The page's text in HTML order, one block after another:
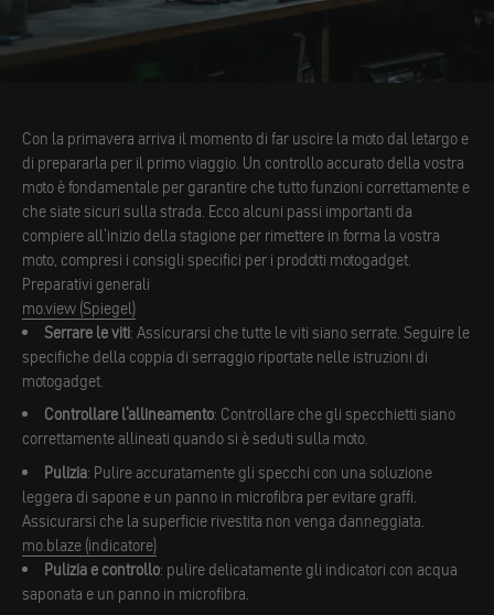
Con la primavera arriva il momento di far uscire la moto dal letargo e
di prepararla per il primo viaggio. Un controllo accurato della vostra
moto è fondamentale per garantire che tutto funzioni correttamente e
che siate sicuri sulla strada. Ecco alcuni passi importanti da
compiere all'inizio della stagione per rimettere in forma la vostra
moto, compresi i consigli specifici per i prodotti motogadget.
Preparativi generali
mo.view (Spiegel)
Serrare le viti: Assicurarsi che tutte le viti siano serrate. Seguire le
specifiche della coppia di serraggio riportate nelle istruzioni di
motogadget.
Controllare l'allineamento: Controllare che gli specchietti siano
correttamente allineati quando si è seduti sulla moto.
Pulizia: Pulire accuratamente gli specchi con una soluzione
leggera di sapone e un panno in microfibra per evitare graffi.
Assicurarsi che la superficie rivestita non venga danneggiata.
mo.blaze (indicatore)
Pulizia e controllo: pulire delicatamente gli indicatori con acqua
saponata e un panno in microfibra.